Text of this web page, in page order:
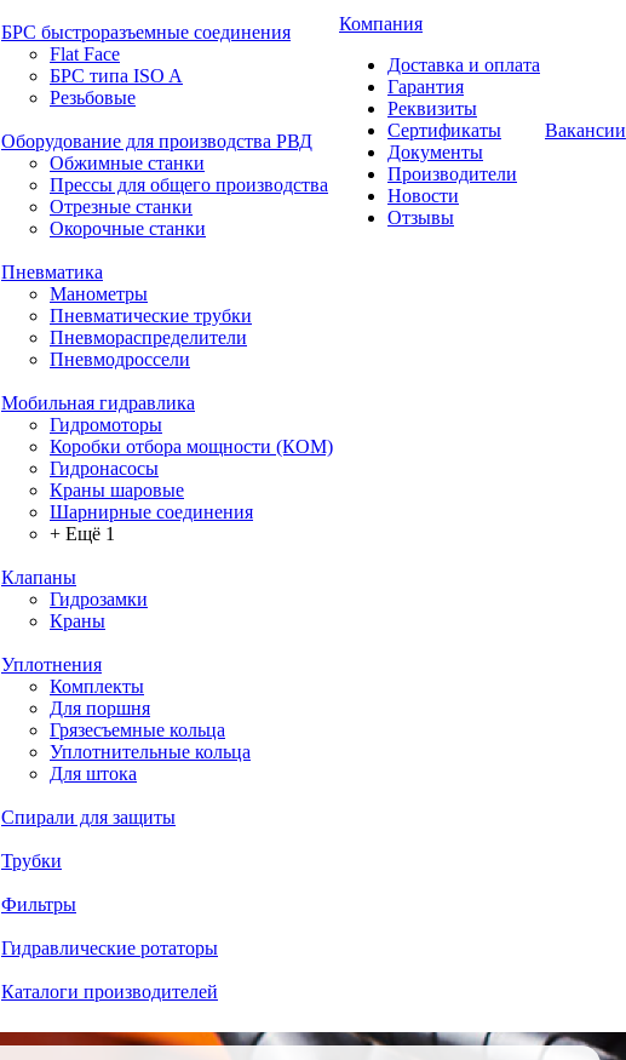
БРС быстроразъемные соединения
Flat Face
БРС типа ISO A
Резьбовые
Оборудование для производства РВД
Обжимные станки
Прессы для общего производства
Отрезные станки
Окорочные станки
Пневматика
Манометры
Пневматические трубки
Пневмораспределители
Пневмодроссели
Мобильная гидравлика
Гидромоторы
Коробки отбора мощности (КОМ)
Гидронасосы
Краны шаровые
Шарнирные соединения
+ Ещё 1
Клапаны
Гидрозамки
Краны
Уплотнения
Комплекты
Для поршня
Грязесъемные кольца
Уплотнительные кольца
Для штока
Спирали для защиты
Трубки
Фильтры
Гидравлические ротаторы
Каталоги производителей
Компания
Доставка и оплата
Гарантия
Реквизиты
Сертификаты
Документы
Производители
Новости
Отзывы
Вакансии